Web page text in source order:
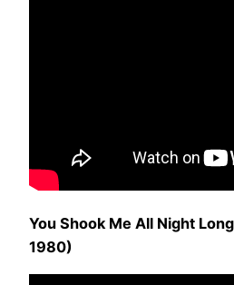
You Shook Me All Night
1980)